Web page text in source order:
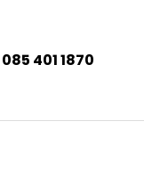
085 401 1870